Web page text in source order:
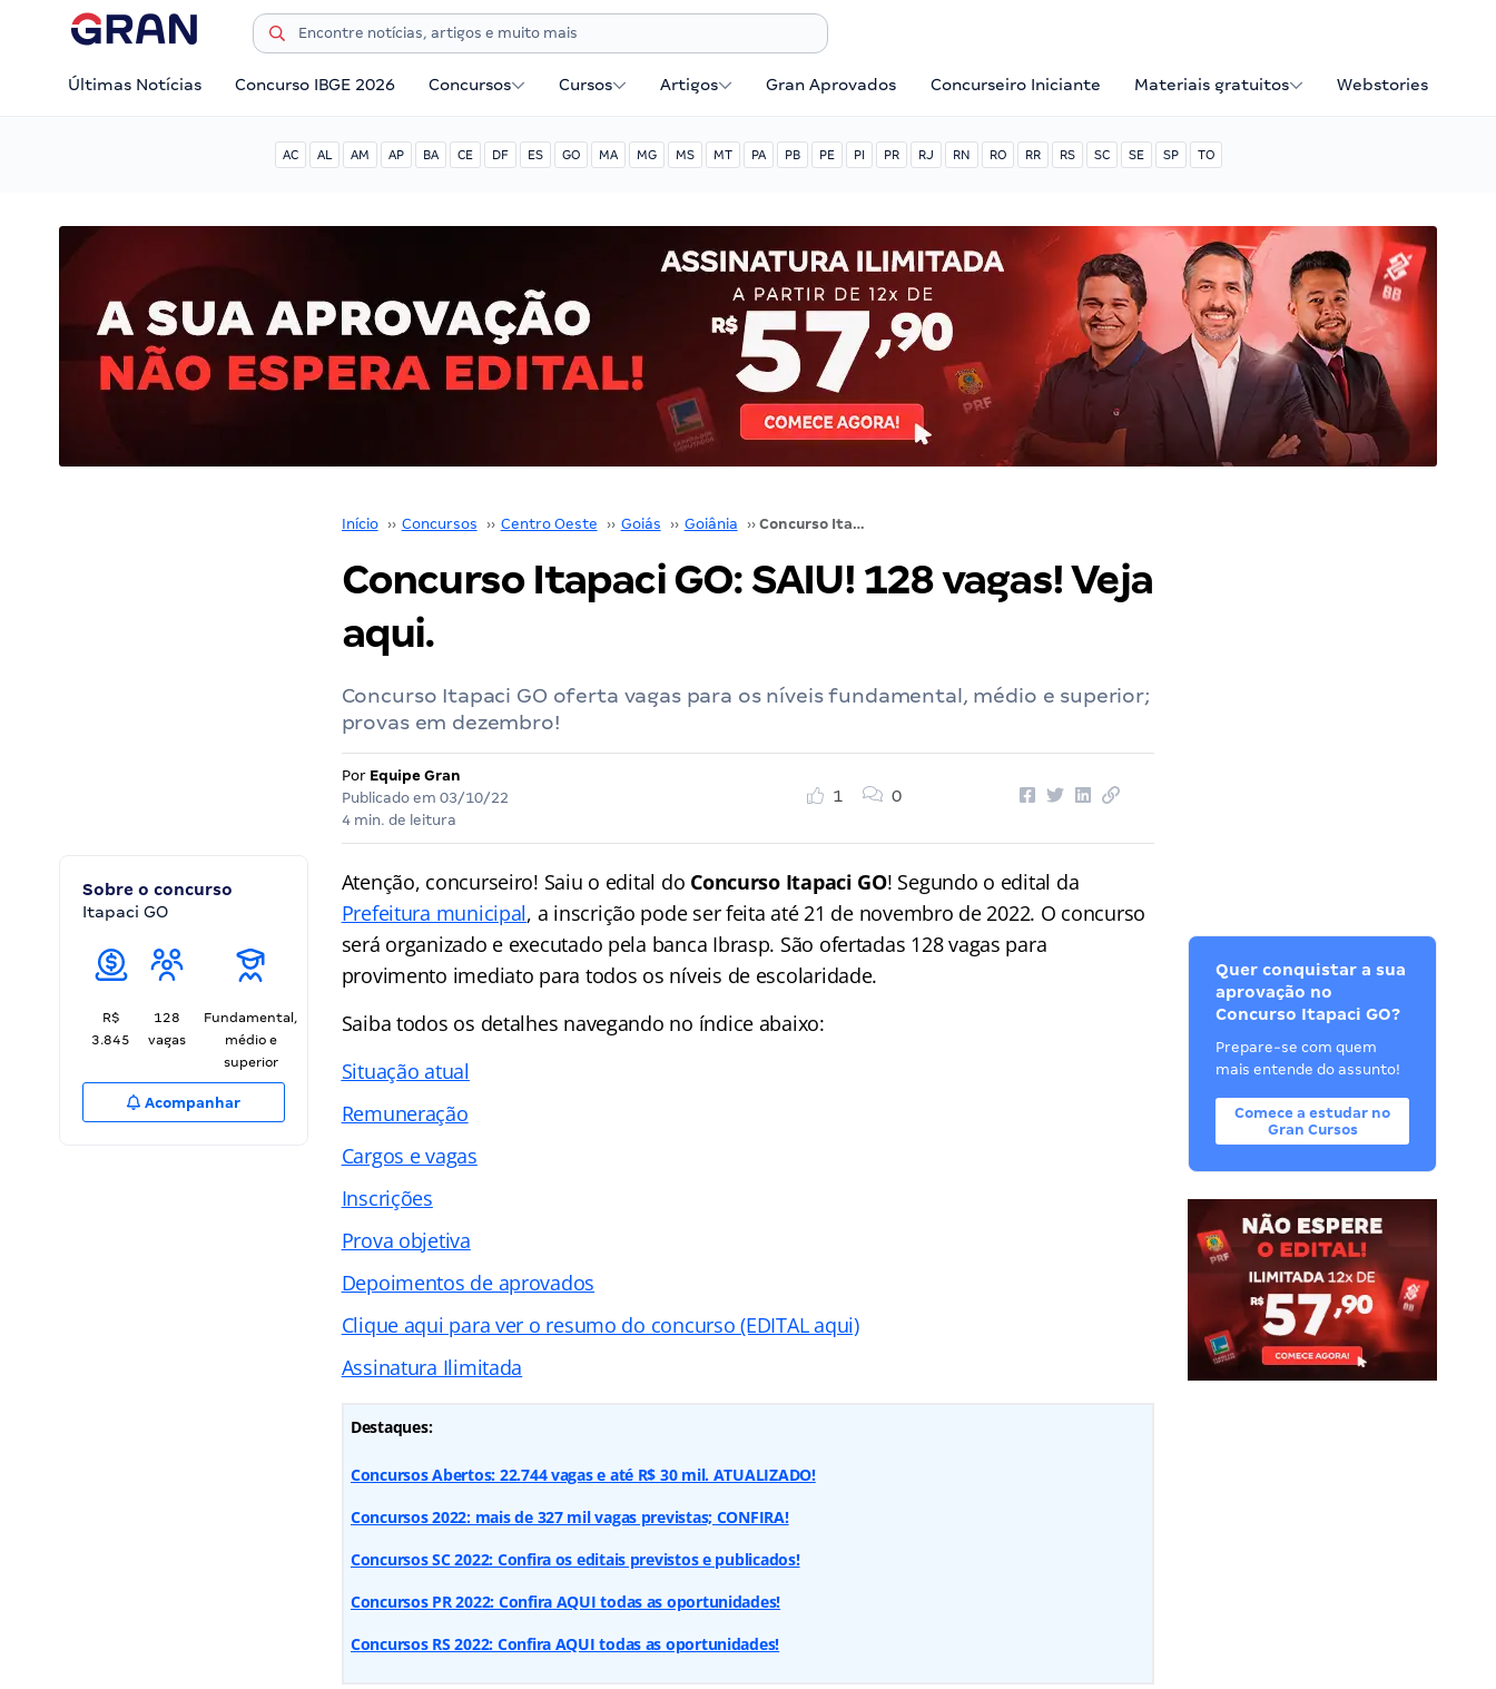
Últimas Notícias Concurso IBGE 2026 Concursos Cursos Artigos Gran Aprovados Concurseiro Iniciante Materiais gratuitos Webstories
AC AL AM AP BA CE DF ES GO MA MG MS MT PA PB PE PI PR RJ RN RO RR RS SC SE SP TO
Início ›› Concursos ›› Centro Oeste ›› Goiás ›› Goiânia ›› Concurso Itapaci GO: SAIU! 128 vagas! Veja aqui.
Concurso Itapaci GO: SAIU! 128 vagas! Veja
aqui.
Concurso Itapaci GO oferta vagas para os níveis fundamental, médio e superior;
provas em dezembro!
Por Equipe Gran
Publicado em 03/10/22
4 min. de leitura
1 0
Sobre o concurso
Itapaci GO
R$
3.845
128
vagas
Fundamental,
médio e
superior
Acompanhar
Atenção, concurseiro! Saiu o edital do Concurso Itapaci GO! Segundo o edital da
Prefeitura municipal, a inscrição pode ser feita até 21 de novembro de 2022. O concurso
será organizado e executado pela banca Ibrasp. São ofertadas 128 vagas para
provimento imediato para todos os níveis de escolaridade.
Saiba todos os detalhes navegando no índice abaixo:
Situação atual
Remuneração
Cargos e vagas
Inscrições
Prova objetiva
Depoimentos de aprovados
Clique aqui para ver o resumo do concurso (EDITAL aqui)
Assinatura Ilimitada
Destaques:
Concursos Abertos: 22.744 vagas e até R$ 30 mil. ATUALIZADO!
Concursos 2022: mais de 327 mil vagas previstas; CONFIRA!
Concursos SC 2022: Confira os editais previstos e publicados!
Concursos PR 2022: Confira AQUI todas as oportunidades!
Concursos RS 2022: Confira AQUI todas as oportunidades!
Quer conquistar a sua
aprovação no
Concurso Itapaci GO?
Prepare-se com quem
mais entende do assunto!
Comece a estudar no
Gran Cursos